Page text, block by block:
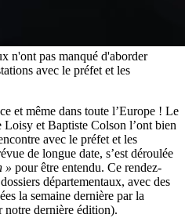
n'ont pas manqué d'aborder
avec le préfet et les
et même dans toute l’Europe ! Le
Loisy et Baptiste Colson l’ont bien
avec le préfet et les
de longue date, s’est déroulée
» pour être entendu. Ce rendez-
départementaux, avec des
la semaine dernière par la
notre dernière édition).